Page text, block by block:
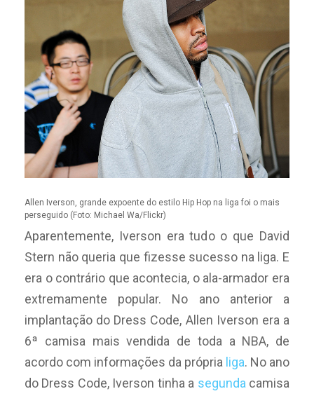
Allen Iverson, grande expoente do estilo Hip Hop na liga foi o mais
perseguido (Foto: Michael Wa/Flickr)
Aparentemente, Iverson era tudo o que David
Stern não queria que fizesse sucesso na liga. E
era o contrário que acontecia, o ala-armador era
extremamente popular. No ano anterior a
implantação do Dress Code, Allen Iverson era a
6ª camisa mais vendida de toda a NBA, de
acordo com informações da própria liga. No ano
do Dress Code, Iverson tinha a segunda camisa